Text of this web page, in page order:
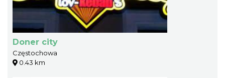
Doner city
Częstochowa
0.43 km